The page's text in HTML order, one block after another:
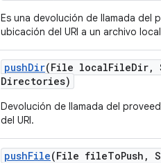
Es una devolución de llamada del
ubicación del URI a un archivo
pushDir(File localFileDir,
Directories)
Devolución de llamada del
del URI.
pushFile(File fileToPush ,